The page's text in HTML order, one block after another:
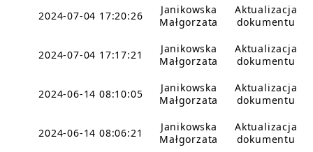
2024-07-04 17:20:26
Janikowska
Małgorzata
Aktualizacja
dokumentu
2024-07-04 17:17:21
Janikowska
Małgorzata
Aktualizacja
dokumentu
2024-06-14 08:10:05
Janikowska
Małgorzata
Aktualizacja
dokumentu
2024-06-14 08:06:21
Janikowska
Małgorzata
Aktualizacja
dokumentu